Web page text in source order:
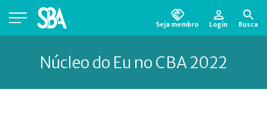
Seja membro Login Busca
para encontrá-lo.
Núcleo do Eu no CBA 2022